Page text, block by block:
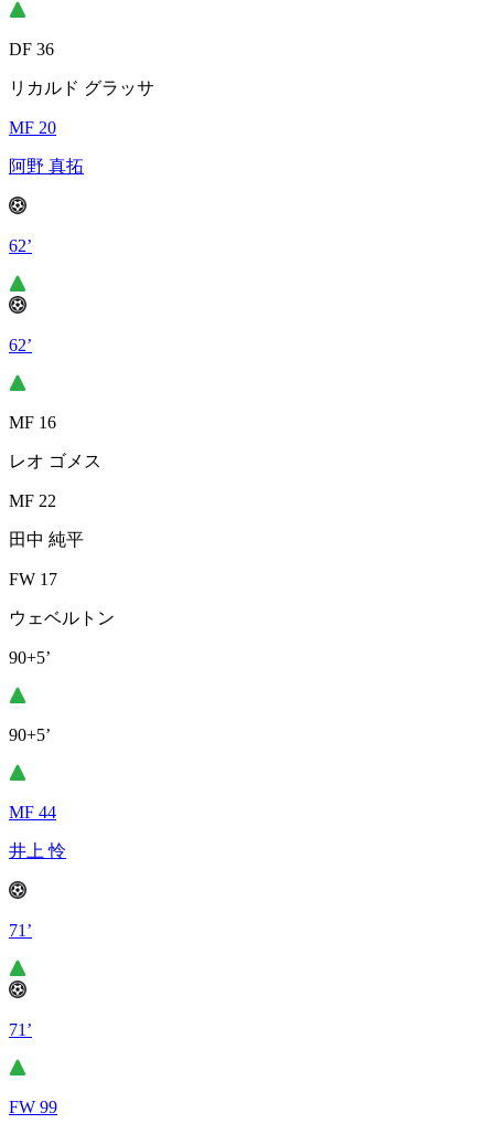
DF 36
リカルド グラッサ
MF 20
阿野 真拓
62’
62’
MF 16
レオ ゴメス
MF 22
田中 純平
FW 17
ウェベルトン
90+5’
90+5’
MF 44
井上 怜
71’
71’
FW 99